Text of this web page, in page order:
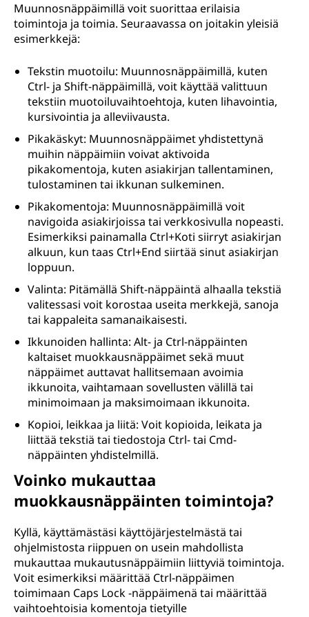
Muunnosnäppäimillä voit suorittaa erilaisia
toimintoja ja toimia. Seuraavassa on joitakin yleisiä
esimerkkejä:
Tekstin muotoilu: Muunnosnäppäimillä, kuten
Ctrl- ja Shift-näppäimillä, voit käyttää valittuun
tekstiin muotoiluvaihtoehtoja, kuten lihavointia,
kursivointia ja alleviivausta.
Pikakäskyt: Muunnosnäppäimet yhdistettynä
muihin näppäimiin voivat aktivoida
pikakomentoja, kuten asiakirjan tallentaminen,
tulostaminen tai ikkunan sulkeminen.
Pikakomentoja: Muunnosnäppäimillä voit
navigoida asiakirjoissa tai verkkosivulla nopeasti.
Esimerkiksi painamalla Ctrl+Koti siirryt asiakirjan
alkuun, kun taas Ctrl+End siirtää sinut asiakirjan
loppuun.
Valinta: Pitämällä Shift-näppäintä alhaalla tekstiä
valitessasi voit korostaa useita merkkejä, sanoja
tai kappaleita samanaikaisesti.
Ikkunoiden hallinta: Alt- ja Ctrl-näppäinten
kaltaiset muokkausnäppäimet sekä muut
näppäimet auttavat hallitsemaan avoimia
ikkunoita, vaihtamaan sovellusten välillä tai
minimoimaan ja maksimoimaan ikkunoita.
Kopioi, leikkaa ja liitä: Voit kopioida, leikata ja
liittää tekstiä tai tiedostoja Ctrl- tai Cmd-
näppäinten yhdistelmillä.
Voinko mukauttaa
muokkausnäppäinten toimintoja?
Kyllä, käyttämästäsi käyttöjärjestelmästä tai
ohjelmistosta riippuen on usein mahdollista
mukauttaa mukautusnäppäimiin liittyviä toimintoja.
Voit esimerkiksi määrittää Ctrl-näppäimen
toimimaan Caps Lock -näppäimenä tai määrittää
vaihtoehtoisia komentoja tietyille